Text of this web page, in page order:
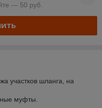
— 50 руб.
участков шланга, на
муфты.